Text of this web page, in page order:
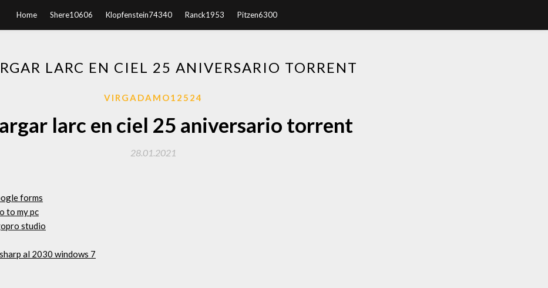
Home Shere10606 Klopfenstein74340 Ranck1953 Pitzen6300
LARC EN CIEL 25 ANIVERSARIO TORRENT
VIRGADAMO12524
larc en ciel 25 aniversario torrent
28.01.2021
forms
to my pc
studio
al 2030 windows 7